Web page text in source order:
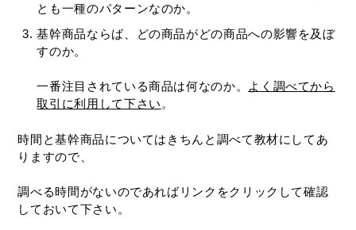
とも一種のパターンなのか。
基幹商品ならば、どの商品がどの商品への影響を及ぼ
すのか。
一番注目されている商品は何なのか。
よく調べてから
取引に利用して下さい 。
時間と基幹商品についてはきちんと調べて教材にしてあ
りますので、
調べる時間がないのであればリンクをクリックして確認
しておいて下さい。